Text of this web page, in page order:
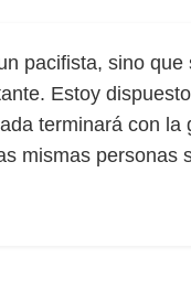
pacifista, sino que
Estoy
terminará con la
mismas personas